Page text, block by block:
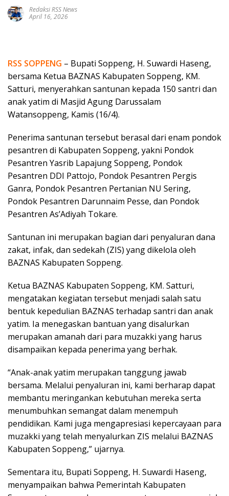
Redaksi RSS News
April 16, 2026
RSS SOPPENG – Bupati Soppeng, H. Suwardi Haseng,
bersama Ketua BAZNAS Kabupaten Soppeng, KM.
Satturi, menyerahkan santunan kepada 150 santri dan
anak yatim di Masjid Agung Darussalam
Watansoppeng, Kamis (16/4).
Penerima santunan tersebut berasal dari enam pondok
pesantren di Kabupaten Soppeng, yakni Pondok
Pesantren Yasrib Lapajung Soppeng, Pondok
Pesantren DDI Pattojo, Pondok Pesantren Pergis
Ganra, Pondok Pesantren Pertanian NU Sering,
Pondok Pesantren Darunnaim Pesse, dan Pondok
Pesantren As’Adiyah Tokare.
Santunan ini merupakan bagian dari penyaluran dana
zakat, infak, dan sedekah (ZIS) yang dikelola oleh
BAZNAS Kabupaten Soppeng.
Ketua BAZNAS Kabupaten Soppeng, KM. Satturi,
mengatakan kegiatan tersebut menjadi salah satu
bentuk kepedulian BAZNAS terhadap santri dan anak
yatim. Ia menegaskan bantuan yang disalurkan
merupakan amanah dari para muzakki yang harus
disampaikan kepada penerima yang berhak.
“Anak-anak yatim merupakan tanggung jawab
bersama. Melalui penyaluran ini, kami berharap dapat
membantu meringankan kebutuhan mereka serta
menumbuhkan semangat dalam menempuh
pendidikan. Kami juga mengapresiasi kepercayaan para
muzakki yang telah menyalurkan ZIS melalui BAZNAS
Kabupaten Soppeng,” ujarnya.
Sementara itu, Bupati Soppeng, H. Suwardi Haseng,
menyampaikan bahwa Pemerintah Kabupaten